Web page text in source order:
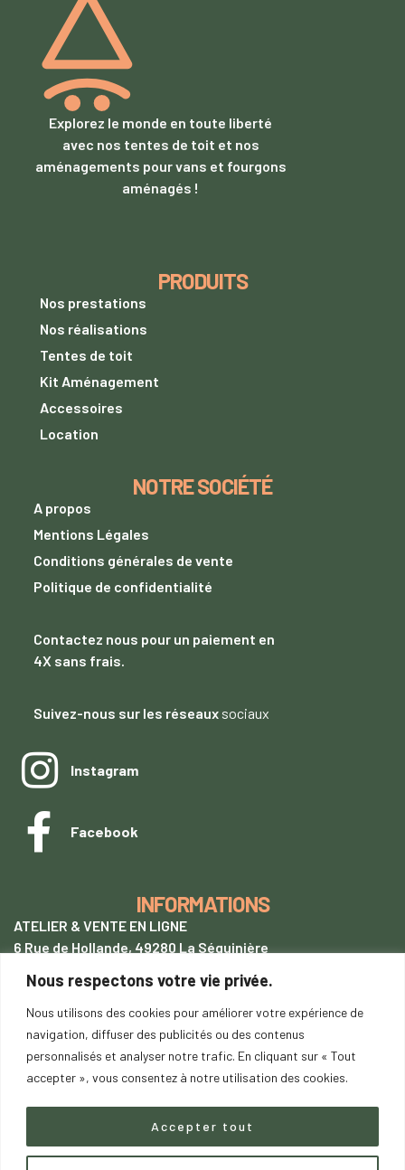
Nous respectons votre vie privée.
Nous utilisons des cookies pour améliorer votre expérience de
navigation, diffuser des publicités ou des contenus
personnalisés et analyser notre trafic. En cliquant sur « Tout
accepter », vous consentez à notre utilisation des cookies.
Accepter tout
Explorez le monde en toute liberté
avec nos tentes de toit et nos
aménagements pour vans et fourgons
aménagés !
PRODUITS
Nos prestations
Nos réalisations
Tentes de toit
Kit Aménagement
Accessoires
Location
NOTRE SOCIÉTÉ
A propos
Mentions Légales
Conditions générales de vente
Politique de confidentialité
Contactez nous pour un paiement en
4X sans frais.
Suivez-nous sur les réseaux sociaux
Instagram
Facebook
INFORMATIONS
ATELIER & VENTE EN LIGNE
6 Rue de Hollande, 49280 La Séguinière
+33 (0)7 62 28 54 94
tentetoit@gmail.com
Lundiau samedi : 9h00-18h00
SUR RENDEZ-VOUS
Copyright © 2023saDesign.fr– Tous droits réservés –